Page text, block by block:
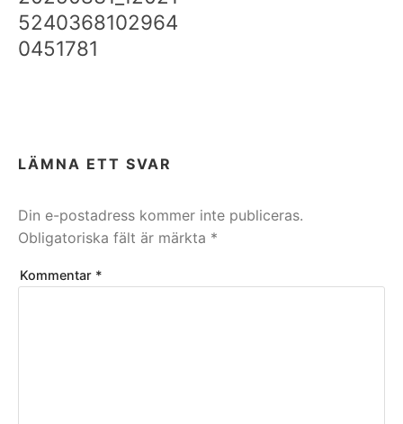
5240368102964
0451781
LÄMNA ETT SVAR
Din e-postadress kommer inte publiceras.
Obligatoriska fält är märkta *
Kommentar *